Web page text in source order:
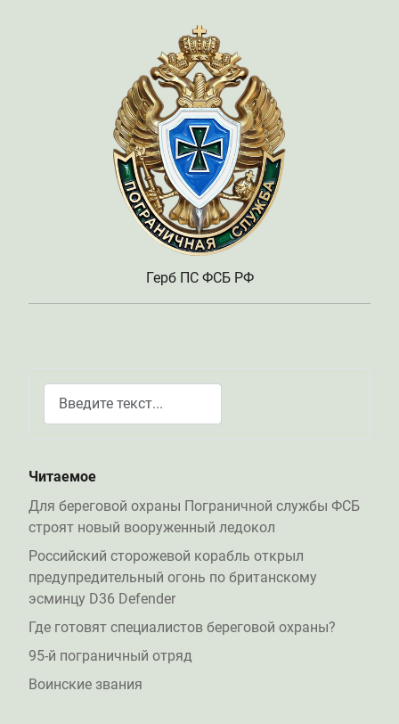
Читаемое
Для береговой охраны Пограничной службы ФСБ
строят новый вооруженный ледокол
Российский сторожевой корабль открыл
предупредительный огонь по британскому
эсминцу D36 Defender
Где готовят специалистов береговой охраны?
95-й пограничный отряд
Воинские звания
Герб ПС ФСБ РФ